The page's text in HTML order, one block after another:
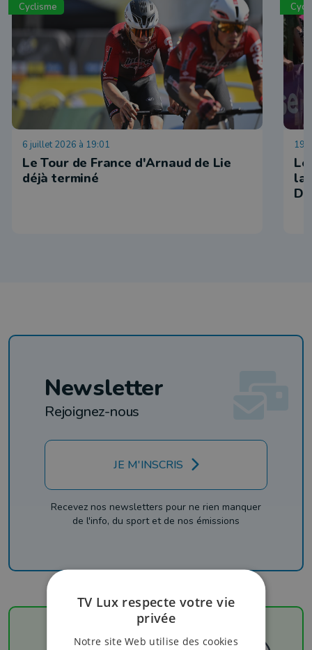
Cyclisme
6 juillet 2026 à 19:01
Le Tour de France d'Arnaud de Lie
déjà terminé
19
la
Newsletter
Rejoignez-nous
JE M'INSCRIS
Recevez nos newsletters pour ne rien manquer
de l'info, du sport et de nos émissions
TV Lux respecte votre vie
privée
Notre site Web utilise des cookies